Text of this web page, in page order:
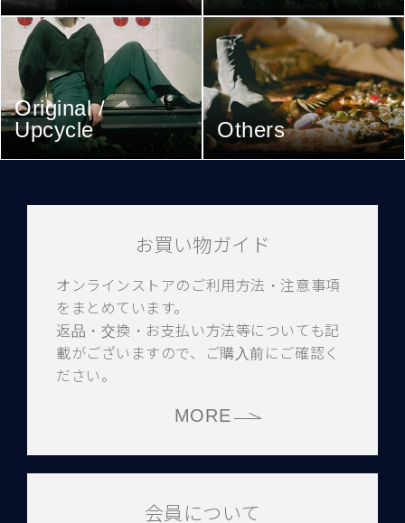
Original /
Upcycle
Others
お買い物ガイド
オンラインストアのご利用方法・注意事項
をまとめています。
返品・交換・お支払い方法等についても記
載がございますので、ご購入前にご確認く
ださい。
MORE
会員について